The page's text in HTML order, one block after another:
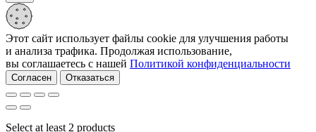
Этот сайт использует файлы cookie для улучшения работы
и анализа трафика. Продолжая использование,
вы соглашаетесь с нашей Политикой конфиденциальности
Согласен Отказаться
Select at least 2 products